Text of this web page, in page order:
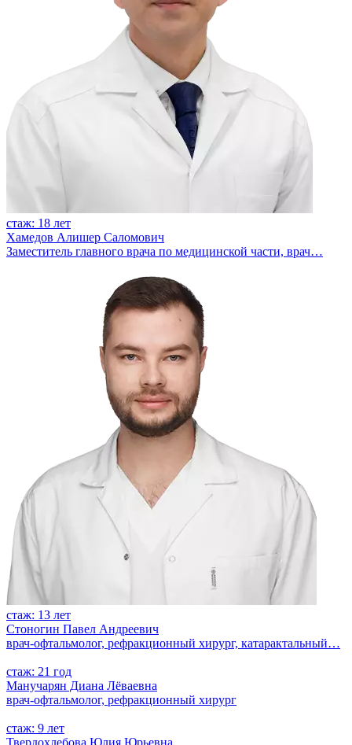
стаж: 18 лет
Хамедов Алишер Саломович
Заместитель главного врача по медицинской части, врач…
стаж: 13 лет
Стоногин Павел Андреевич
врач-офтальмолог, рефракционный хирург, катарактальный…
стаж: 21 год
Манучарян Диана Лёваевна
врач-офтальмолог, рефракционный хирург
стаж: 9 лет
Твердохлебова Юлия Юрьевна